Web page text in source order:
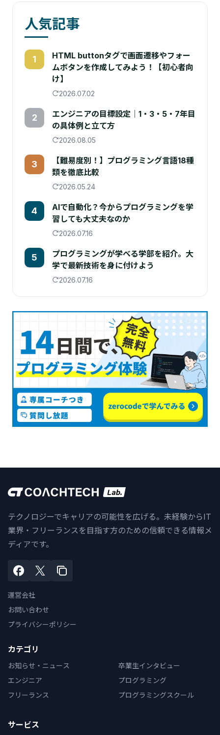
人気記事
1
HTML buttonタグで画面遷移やフォー
ムボタンを作成してみよう！【初心者向
け】
2026.07.02
2
エンジニアの目標設定｜1・3・5・7年目
の具体例と立て方
2026.08.05
3
【難易度別！】プログラミング言語18種
類を徹底比較
2026.05.24
4
AIで自動化？今からプログラミングを学
習しても大丈夫なのか
2026.07.16
5
プログラミングが学べる学部を紹介。大
学で最新技術を身に付けよう
2026.07.16
テクノロジーでキャリアの可能性を広げる。未経験からIT
業界・フリーランスを目指す方のための信頼できる情報メ
ディアです。
運営会社
お問い合わせ
プライバシーポリシー
カテゴリ
お知らせ・ニュース
エンジニア
フリーランス
卒業生インタビュー
プログラミング
プログラミングスクール
サービス